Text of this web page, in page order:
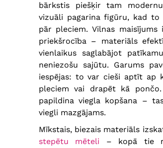
bārkstis piešķir tam
vizuāli pagarina figūru, kad to
pār pleciem. Vilnas maisījums
priekšrocība – materiāls
vienlaikus saglabājot
neniezošu sajūtu. Garums
iespējas: to var cieši aptīt ap
pleciem vai drapēt kā
papildina viegla kopšana –
viegli mazgājams.
Mīkstais, biezais materiāls
stepētu mēteli – kopā tie